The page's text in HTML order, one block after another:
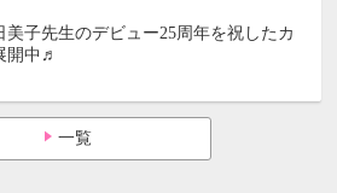
美子先生のデビュー25周年を祝したカ
開中♬
一覧